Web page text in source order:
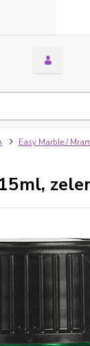
Easy Marble /